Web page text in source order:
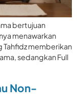
bertujuan
menawarkan
memberikan
sedangkan Full
Non-